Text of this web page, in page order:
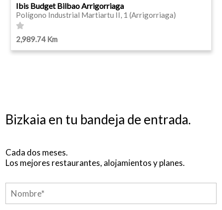
Ibis Budget Bilbao Arrigorriaga
Polígono Industrial Martiartu II, 1 (Arrigorriaga)
2,989.74 Km
Bizkaia en tu bandeja de entrada.
Cada dos meses.
Los mejores restaurantes, alojamientos y planes.